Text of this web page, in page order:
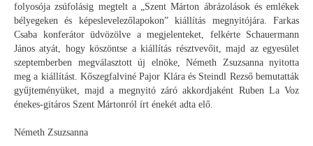
folyosója zsúfolásig megtelt a „Szent Márton ábrázolások és emlékek
bélyegeken és képeslevelezőlapokon” kiállítás megnyitójára. Farkas
Csaba konferátor üdvözölve a megjelenteket, felkérte Schauermann
János atyát, hogy köszöntse a kiállítás résztvevőit, majd az egyesület
szeptemberben megválasztott új elnöke, Németh Zsuzsanna nyitotta
meg a kiállítást. Kőszegfalviné Pajor Klára és Steindl Rezső bemutatták
gyűjteményüket, majd a megnyitó záró akkordjaként Ruben La Voz
énekes-gitáros Szent Mártonról írt énekét adta elő.
Németh Zsuzsanna